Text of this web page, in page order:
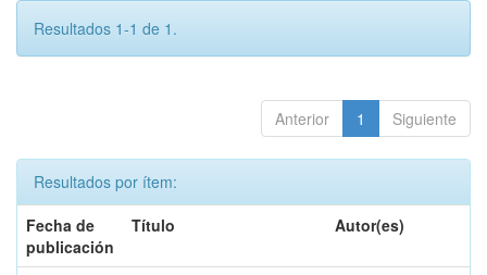
Resultados 1-1 de 1.
Anterior 1 Siguiente
Resultados por ítem:
Fecha de
publicación
Título Autor(es)